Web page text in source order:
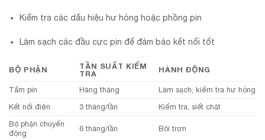
Kiểm tra các dấu hiệu hư hỏng hoặc phồng pin
Làm sạch các đầu cực pin để đảm bảo kết nối tốt
BỘ PHẬN
TẦN SUẤT KIỂM
TRA
HÀNH ĐỘNG
Tấm pin Hàng tháng
Làm sạch, kiểm tra hư hỏng
Kết nối điện
3 tháng/lần
Kiểm tra, siết chặt
Bộ phận chuyển
động
6 tháng/lần Bôi trơn